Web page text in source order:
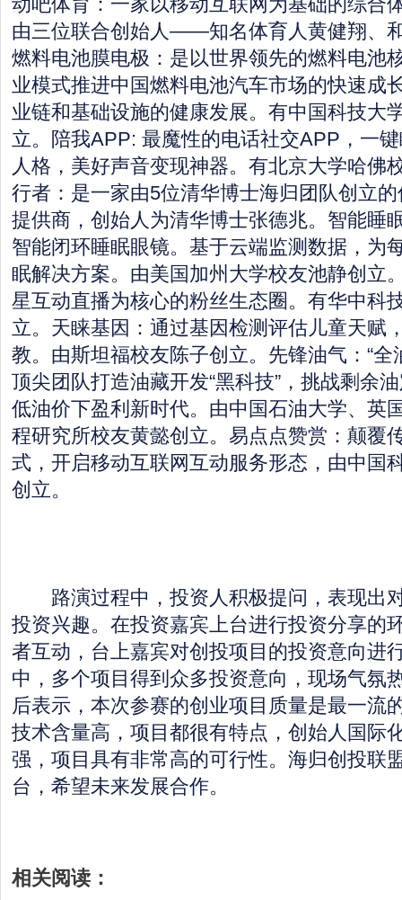
由三位联合创始人——知名体育人黄健翔、
燃料电池膜电极：是以世界领先的燃料电池
业模式推进中国燃料电池汽车市场的快速成
业链和基础设施的健康发展。有中国科技大
立。陪我APP: 最魔性的电话社交APP，一
人格，美好声音变现神器。有北京大学哈佛
行者：是一家由5位清华博士海归团队创立
提供商，创始人为清华博士张德兆。智能睡
智能闭环睡眠眼镜。基于云端监测数据，为
眠解决方案。由美国加州大学校友池静创立
星互动直播为核心的粉丝生态圈。有华中科
立。天睐基因：通过基因检测评估儿童天赋
教。由斯坦福校友陈子创立。先锋油气：“全
顶尖团队打造油藏开发“黑科技”，挑战剩余
低油价下盈利新时代。由中国石油大学、英
程研究所校友黄懿创立。易点点赞赏：颠覆
式，开启移动互联网互动服务形态，由中国
创立。
路演过程中，投资人积极提问，表现出
投资兴趣。在投资嘉宾上台进行投资分享的
者互动，台上嘉宾对创投项目的投资意向进
中，多个项目得到众多投资意向，现场气氛
后表示，本次参赛的创业项目质量是最一流
技术含量高，项目都很有特点，创始人国际
强，项目具有非常高的可行性。海归创投联
台，希望未来发展合作。
相关阅读：